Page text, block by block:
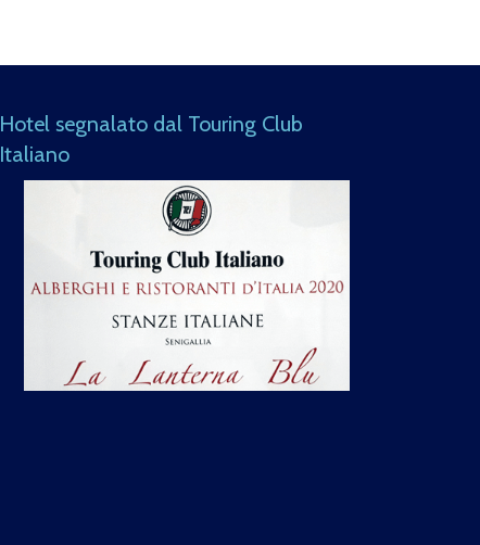
Hotel segnalato dal Touring Club
Italiano